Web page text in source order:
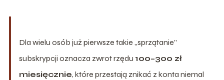
Dla wielu osób już pierwsze takie „sprzątanie”
subskrypcji oznacza zwrot rzędu 100–300 zł
miesięcznie, które przestają znikać z konta niemal